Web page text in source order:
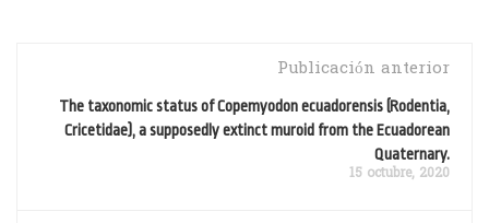
Publicación anterior
The taxonomic status of Copemyodon ecuadorensis (Rodentia,
Cricetidae), a supposedly extinct muroid from the Ecuadorean
Quaternary.
15 octubre, 2020